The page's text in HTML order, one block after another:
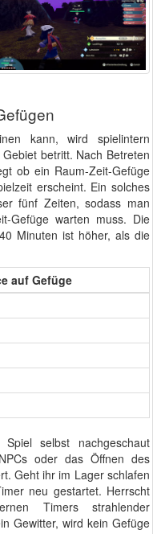
kann, wird spielintern
betritt. Nach Betreten
ob ein Raum-Zeit-Gefüge
erscheint. Ein solches
fünf Zeiten, sodass man
Gefüge warten muss. Die
Minuten ist höher, als die
auf Gefüge
selbst nachgeschaut
oder das Öffnen des
Geht ihr im Lager schlafen
neu gestartet. Herrscht
Timers strahlender
Gewitter, wird kein Gefüge